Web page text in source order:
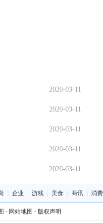
2020-03-11
2020-03-11
2020-03-11
2020-03-11
2020-03-11
企业 游戏 美食 商讯 消费
- 网站地图 - 版权声明